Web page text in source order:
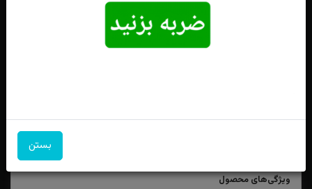
ست انگشتر نقره عقیق سوسنی اصل
ویژگی‌های محصول
بستن